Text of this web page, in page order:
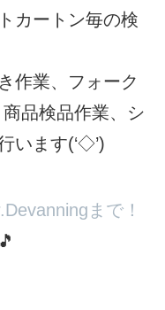
カートン毎の検
作業、フォーク
品検品作業、シ
います(‘◇’)ゞ
まで！
🎵